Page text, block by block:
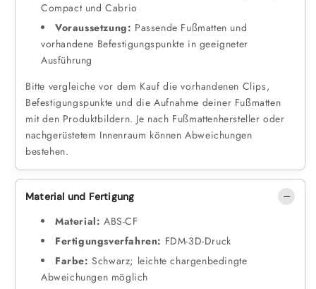
Compact und Cabrio
Voraussetzung: Passende Fußmatten und
vorhandene Befestigungspunkte in geeigneter
Ausführung
Bitte vergleiche vor dem Kauf die vorhandenen Clips,
Befestigungspunkte und die Aufnahme deiner Fußmatten
mit den Produktbildern. Je nach Fußmattenhersteller oder
nachgerüstetem Innenraum können Abweichungen
bestehen.
Material und Fertigung
Material: ABS-CF
Fertigungsverfahren: FDM-3D-Druck
Farbe: Schwarz; leichte chargenbedingte
Abweichungen möglich